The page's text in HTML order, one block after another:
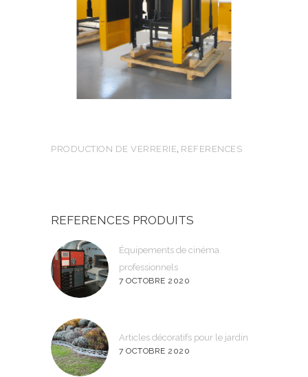
PRODUCTION DE VERRERIE, REFERENCES
REFERENCES PRODUITS
Équipements de cinéma
professionnels
7 OCTOBRE 2020
Articles décoratifs pour le jardin
7 OCTOBRE 2020